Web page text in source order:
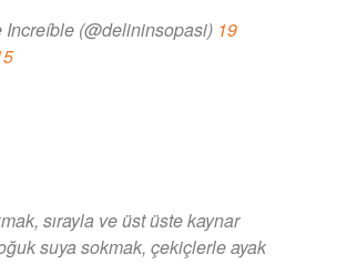
(@delininsopasi) 19
sırayla ve üst üste kaynar
suya sokmak, çekiçlerle ayak